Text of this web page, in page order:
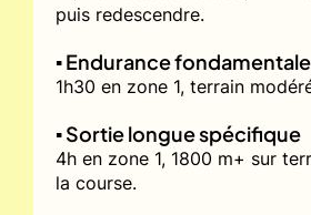
puis redescendre.
▪️ Endurance
1h30 en zone 1, terrain
▪️ Sortie longue spécifique
4h en zone 1, 1800 m+ sur
la course.